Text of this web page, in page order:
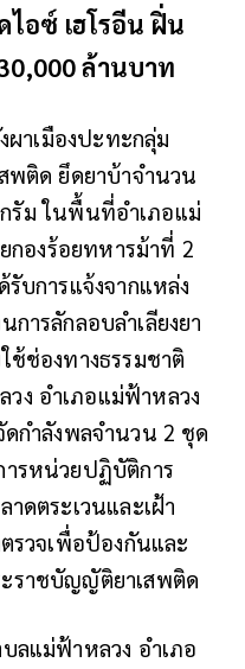
ไอซ์ เฮโรอีน ฝิ่น
ล้านบาท
ผาเมืองปะทะกลุ่ม
พติด ยึดยาบ้าจำนวน
กรัม ในพื้นที่อำเภอแม่
กองร้อยทหารม้าที่ 2
บการแจ้งจากแหล่ง
ารลักลอบลำเลียงยา
ช้ช่องทางธรรมชาติ
ง อำเภอแม่ฟ้าหลวง
ดกำลังพลจำนวน 2 ชุด
รหน่วยปฏิบัติการ
ดตระเวนและเฝ้า
รวจเพื่อป้องกันและ
ราชบัญญัติยาเสพติด
ลแม่ฟ้าหลวง อำเภอ